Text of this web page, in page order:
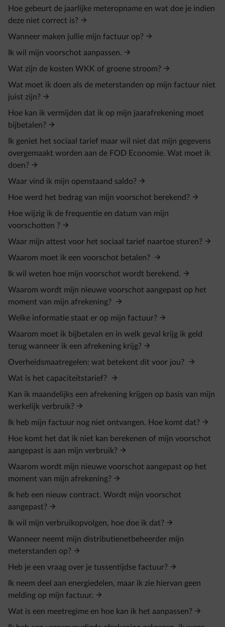
Hoe gebeurt de jaarlijke meteropname en wat doe je indien
deze niet correct is?
Wanneer maken jullie mijn factuur op?
Ik wil mijn voorschot aanpassen.
Wat zijn de kosten WKK of groene stroom?
Wat moet ik doen als de meterstanden op mijn factuur niet
juist zijn?
Hoe kan ik vermijden dat ik op mijn jaarafrekening moet
bijbetalen?
Ik geniet het sociaal tarief maar wil niet dat mijn gegevens
overgemaakt worden aan de FOD Economie. Wat moet ik
doen?
Waar vind ik mijn openstaand saldo?
Hoe werd het bedrag van mijn voorschot berekend?
Hoe wijzig ik de frequentie en datum van mijn
voorschotten ?
Waar mijn attest voor het sociaal tarief naartoe sturen?
Waarom moet ik een voorschot betalen?
Ik wil weten hoe mijn voorschot wordt berekend.
Waarom wordt mijn nieuwe voorschot aangepast op het
moment van mijn afrekening?
Welke informatie staat er op mijn factuur?
Waarom moet ik bijbetalen en in welk geval krijg ik geld
terug wanneer ik een afrekening krijg?
Overheidsmaatregelen: wat betekent dit voor jou?
Wat is het capaciteitstarief?
Kan ik maandelijks een afrekening krijgen op basis van mijn
werkelijk verbruik?
Ik heb mijn factuur nog niet ontvangen. Hoe komt dat?
Hoe komt het dat ik niet kan berekenen of mijn voorschot
aangepast is aan mijn verbruik?
Waarom wordt mijn nieuwe voorschot aangepast op het
moment van mijn afrekening?
Ik heb een nieuw contract. Wordt mijn voorschot
aangepast?
Ik wil mijn verbruikopvolgen, hoe doe ik dat?
Wanneer neemt mijn distributienetbeheerder mijn
meterstanden op?
Heb je een vraag over je tussentijdse factuur?
Ik neem deel aan energiedelen, maar ik zie hiervan geen
melding op mijn factuur.
Wat is een meetregime en hoe kan ik het aanpassen?